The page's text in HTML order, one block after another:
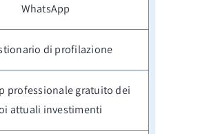
WhatsApp
di profilazione
professionale gratuito dei
attuali investimenti